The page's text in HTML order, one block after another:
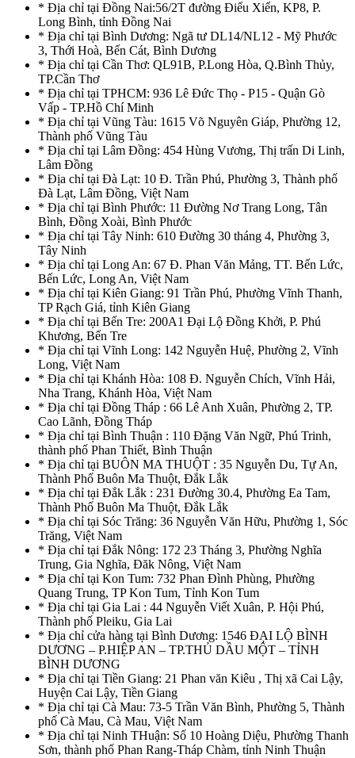
* Địa chỉ tại Đồng Nai:56/2T đường Điểu Xiển, KP8, P.
Long Bình, tỉnh Đồng Nai
* Địa chỉ tại Bình Dương: Ngã tư DL14/NL12 - Mỹ Phước
3, Thới Hoà, Bến Cát, Bình Dương
* Địa chỉ tại Cần Thơ: QL91B, P.Long Hòa, Q.Bình Thủy,
TP.Cần Thơ
* Địa chỉ tại TPHCM: 936 Lê Đức Thọ - P15 - Quận Gò
Vấp - TP.Hồ Chí Minh
* Địa chỉ tại Vũng Tàu: 1615 Võ Nguyên Giáp, Phường 12,
Thành phố Vũng Tàu
* Địa chỉ tại Lâm Đồng: 454 Hùng Vương, Thị trấn Di Linh,
Lâm Đồng
* Địa chỉ tại Đà Lạt: 10 Đ. Trần Phú, Phường 3, Thành phố
Đà Lạt, Lâm Đồng, Việt Nam
* Địa chỉ tại Bình Phước: 11 Đường Nơ Trang Long, Tân
Bình, Đồng Xoài, Bình Phước
* Địa chỉ tại Tây Ninh: 610 Đường 30 tháng 4, Phường 3,
Tây Ninh
* Địa chỉ tại Long An: 67 Đ. Phan Văn Mảng, TT. Bến Lức,
Bến Lức, Long An, Việt Nam
* Địa chỉ tại Kiên Giang: 91 Trần Phú, Phường Vĩnh Thanh,
TP Rạch Giá, tỉnh Kiên Giang
* Địa chỉ tại Bến Tre: 200A1 Đại Lộ Đồng Khởi, P. Phú
Khương, Bến Tre
* Địa chỉ tại Vĩnh Long: 142 Nguyễn Huệ, Phường 2, Vĩnh
Long, Việt Nam
* Địa chỉ tại Khánh Hòa: 108 Đ. Nguyễn Chích, Vĩnh Hải,
Nha Trang, Khánh Hòa, Việt Nam
* Địa chỉ tại Đồng Tháp : 66 Lê Anh Xuân, Phường 2, TP.
Cao Lãnh, Đồng Tháp
* Địa chỉ tại Bình Thuận : 110 Đặng Văn Ngữ, Phú Trinh,
thành phố Phan Thiết, Bình Thuận
* Địa chỉ tại BUÔN MA THUỘT : 35 Nguyễn Du, Tự An,
Thành Phố Buôn Ma Thuột, Đắk Lắk
* Địa chỉ tại Đắk Lắk : 231 Đường 30.4, Phường Ea Tam,
Thành Phố Buôn Ma Thuột, Đắk Lắk
* Địa chỉ tại Sóc Trăng: 36 Nguyễn Văn Hữu, Phường 1, Sóc
Trăng, Việt Nam
* Địa chỉ tại Đắk Nông: 172 23 Tháng 3, Phường Nghĩa
Trung, Gia Nghĩa, Đăk Nông, Việt Nam
* Địa chỉ tại Kon Tum: 732 Phan Đình Phùng, Phường
Quang Trung, TP Kon Tum, Tỉnh Kon Tum
* Địa chỉ tại Gia Lai : 44 Nguyễn Viết Xuân, P. Hội Phú,
Thành phố Pleiku, Gia Lai
* Địa chỉ cửa hàng tại Bình Dương: 1546 ĐẠI LỘ BÌNH
DƯƠNG – P.HIỆP AN – TP.THỦ DẦU MỘT – TỈNH
BÌNH DƯƠNG
* Địa chỉ tại Tiền Giang: 21 Phan văn Kiêu , Thị xã Cai Lậy,
Huyện Cai Lậy, Tiền Giang
* Địa chỉ tại Cà Mau: 73-5 Trần Văn Bình, Phường 5, Thành
phố Cà Mau, Cà Mau, Việt Nam
* Địa chỉ tại Ninh THuận: Số 10 Hoàng Diệu, Phường Thanh
Sơn, thành phố Phan Rang-Tháp Chàm, tỉnh Ninh Thuận